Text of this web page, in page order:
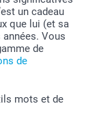
un cadeau
que lui (et sa
Vous
de
de
mots et de